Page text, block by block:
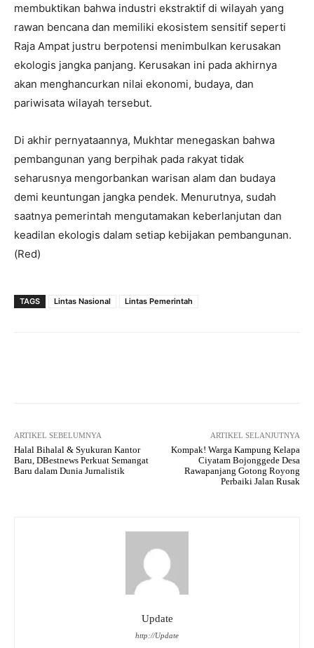
membuktikan bahwa industri ekstraktif di wilayah yang
rawan bencana dan memiliki ekosistem sensitif seperti
Raja Ampat justru berpotensi menimbulkan kerusakan
ekologis jangka panjang. Kerusakan ini pada akhirnya
akan menghancurkan nilai ekonomi, budaya, dan
pariwisata wilayah tersebut.
Di akhir pernyataannya, Mukhtar menegaskan bahwa
pembangunan yang berpihak pada rakyat tidak
seharusnya mengorbankan warisan alam dan budaya
demi keuntungan jangka pendek. Menurutnya, sudah
saatnya pemerintah mengutamakan keberlanjutan dan
keadilan ekologis dalam setiap kebijakan pembangunan.
(Red)
TAGS Lintas Nasional Lintas Pemerintah
ARTIKEL SEBELUMNYA
Halal Bihalal & Syukuran Kantor
Baru, DBestnews Perkuat Semangat
Baru dalam Dunia Jurnalistik
ARTIKEL SELANJUTNYA
Kompak! Warga Kampung Kelapa
Ciyatam Bojonggede Desa
Rawapanjang Gotong Royong
Perbaiki Jalan Rusak
Update
http://Update